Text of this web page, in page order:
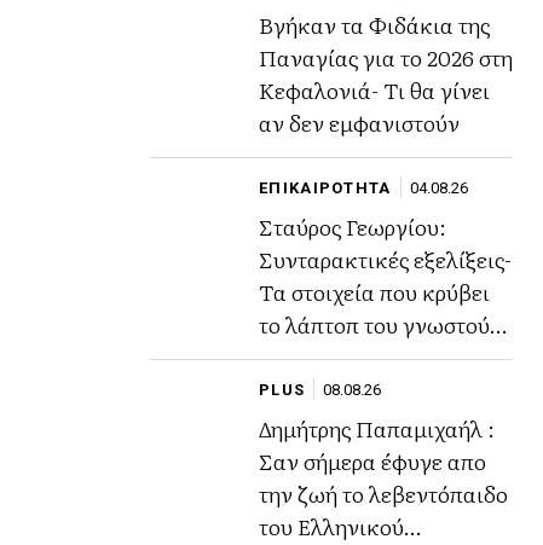
Βγήκαν τα Φιδάκια της
Παναγίας για το 2026 στη
Κεφαλονιά- Τι θα γίνει
αν δεν εμφανιστούν
ΕΠΙΚΑΙΡΟΤΗΤΑ 04.08.26
Σταύρος Γεωργίου:
Συνταρακτικές εξελίξεις-
Τα στοιχεία που κρύβει
το λάπτοπ του γνωστού
ποινικολόγου
PLUS 08.08.26
Δημήτρης Παπαμιχαήλ :
Σαν σήμερα έφυγε απο
την ζωή το λεβεντόπαιδο
του Ελληνικού